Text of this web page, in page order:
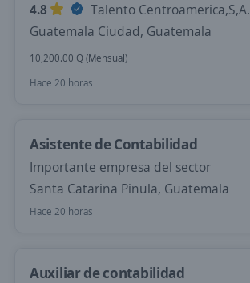
4.8
Talento Centroamerica,S,A.
Guatemala Ciudad, Guatemala
10,200.00 Q (Mensual)
Hace 20 horas
Asistente de Contabilidad
Importante empresa del sector
Santa Catarina Pinula, Guatemala
Hace 20 horas
Auxiliar de contabilidad